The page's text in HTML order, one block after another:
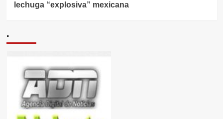
lechuga “explosiva” mexicana
.